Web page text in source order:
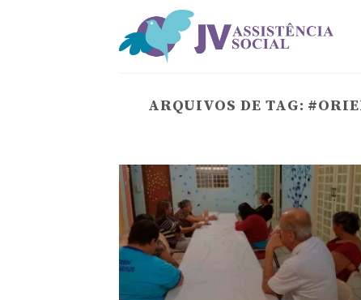
ARQUIVOS DE TAG: